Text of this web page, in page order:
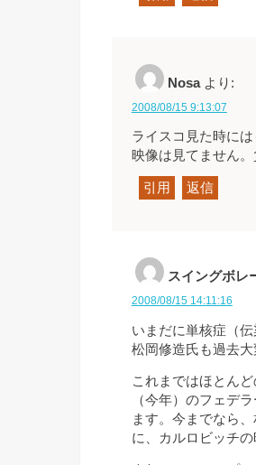
Nosa より:
2008/08/15 9:13:07
ライスコ見た時には
映像は見てません
引用 返信
スイングボレ
2008/08/15 14:11:16
いまだに単核症（
松岡修造氏も過去大
これまではほとん
（今年）のフェデ
ます。今までなら
に、カルロビッチ